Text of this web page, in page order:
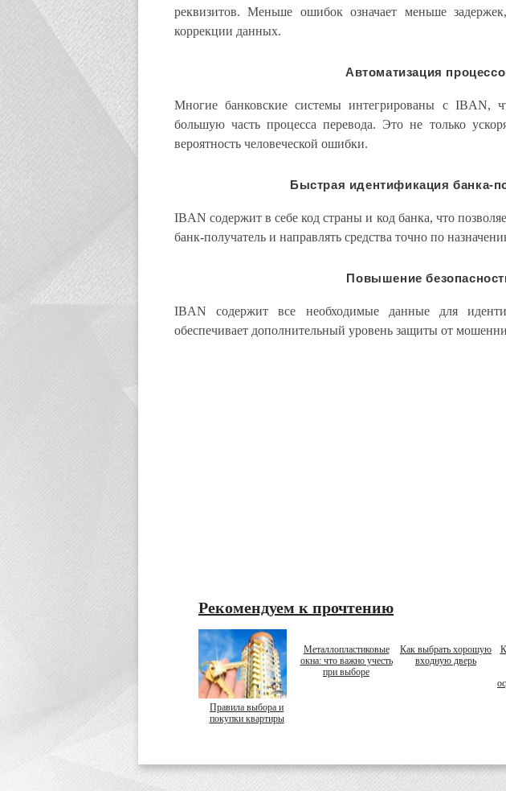
реквизитов. Меньше ошибок означает меньше
коррекции данных.
Автоматизация
Многие банковские системы интегрированы с IBAN,
большую часть процесса перевода. Это не только
вероятность человеческой ошибки.
Быстрая идентификация банка-
IBAN содержит в себе код страны и код банка, что
банк-получатель и направлять средства точно по
Повышение
IBAN содержит все необходимые данные для
обеспечивает дополнительный уровень защиты от
Рекомендуем к прочтению
Правила выбора и
покупки квартиры
Металлопластиковые
окна: что важно учесть
при выборе
Как выбрать хорошую
входную дверь